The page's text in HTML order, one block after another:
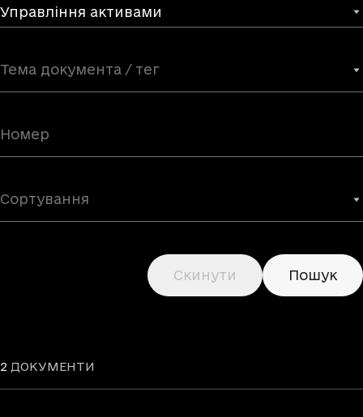
Управління активами
Тема документа / тег
Сортування
Скинути Пошук
2 ДОКУМЕНТИ